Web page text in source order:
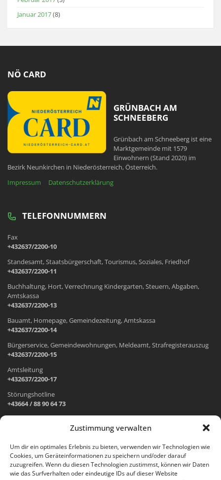
Zustimmung verwalten
Um dir ein optimales Erlebnis zu bieten, verwenden wir Technologien wie
Cookies, um Geräteinformationen zu speichern und/oder darauf
zuzugreifen. Wenn du diesen Technologien zustimmst, können wir Daten
wie das Surfverhalten oder eindeutige IDs auf dieser Website
Januar 2017(8)
NÖ CARD
GRÜNBACH AM
SCHNEEBERG
Grünbach am Schneeberg ist eine
Marktgemeinde mit 1579
Einwohnern (Stand 2020) im
Bezirk Neunkirchen in Niederösterreich, Österreich.
Impressum
Datenschutzerklärung
TELEFONNUMMERN
Fax
+432637/2200-10
Standesamt, Staatsbürgerschaft, Tourismus, Soziales, Friedhof
+432637/2200-11
Buchhaltung, Hort, Verrechnung Kindergarten, Steuern, Abgaben,
Amtskassa
+432637/2200-13
Bauamt, Homepage, Gemeindezeitung, Amtskassa
+432637/2200-14
Bürgerservice, Gemeindewohnungen, Meldeamt, Strafregisterauszug
+432637/2200-15
Amtsleitung
+432637/2200-17
Störungshotline
+43664 / 88 90 64 73
Wr. Neustädter Straße 1
2733 Grünbach am Schneeberg